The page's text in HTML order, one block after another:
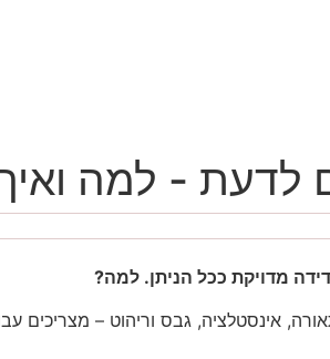
לדעת - למה
מדויקת ככל הניתן. למה?
אינסטלציה, גבס וריהוט – מצריכים